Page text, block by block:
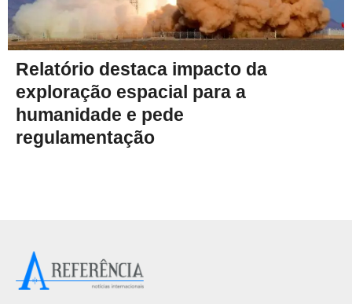
Relatório destaca impacto da
exploração espacial para a
humanidade e pede
regulamentação